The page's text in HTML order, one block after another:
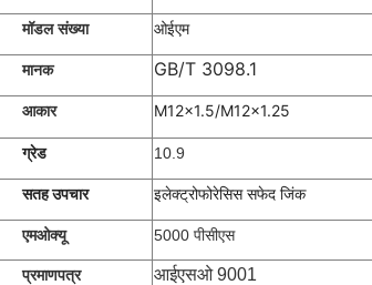
मॉडल संख्या ओईएम
मानक GB/T 3098.1
आकार M12x1.5/M12x1.25
ग्रेड 10.9
सतह उपचार इलेक्ट्रोफोरेसिस सफेद जिंक
एमओक्यू 5000 पीसीएस
प्रमाणपत्र आईएसओ 9001